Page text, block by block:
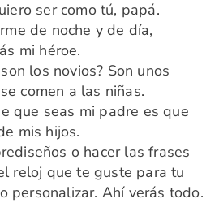
ser como tú, papá.
de noche y de día,
mi héroe.
los novios? Son unos
comen a las niñas.
seas mi padre es que
mis hijos.
o hacer las frases
reloj que te guste para tu
personalizar. Ahí verás todo.